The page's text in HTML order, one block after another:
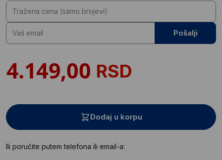
Pošalji
RSD
Dodaj u korpu
Ili poručite putem telefona ili email-a: